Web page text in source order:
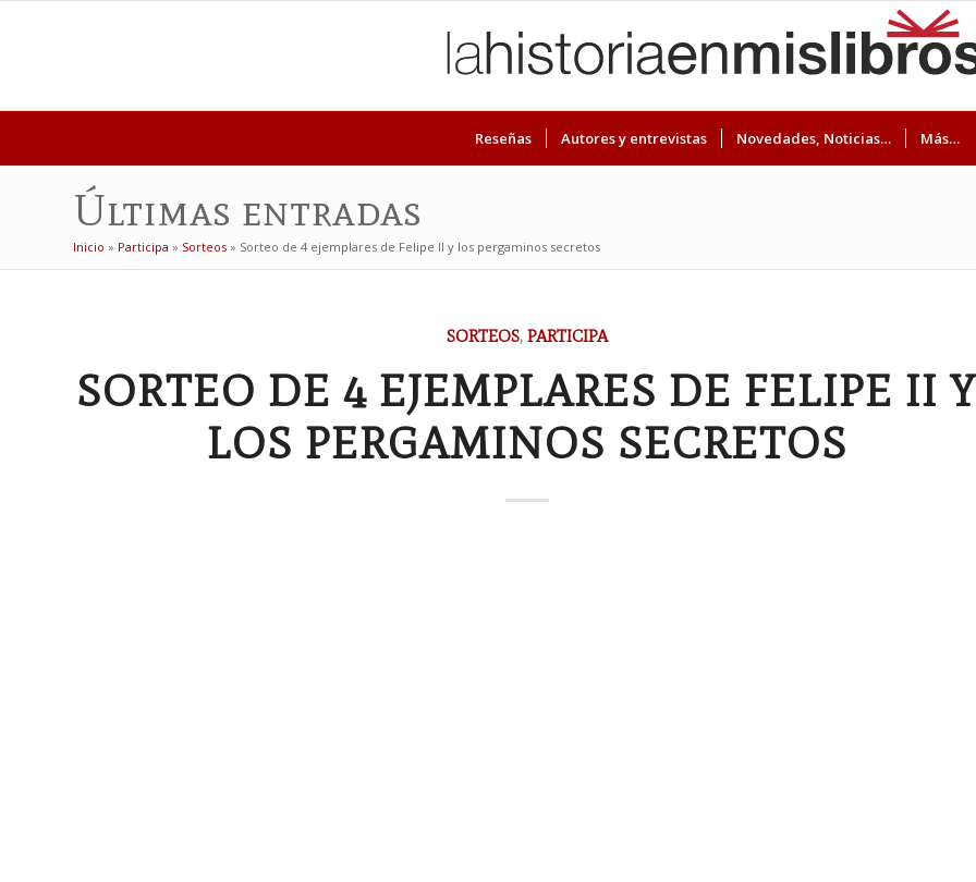
Reseñas Autores y entrevistas Novedades, Noticias… Más…
Últimas entradas
Inicio » Participa » Sorteos » Sorteo de 4 ejemplares de Felipe II y los pergaminos secretos
SORTEOS, PARTICIPA
SORTEO DE 4 EJEMPLARES DE FELIPE II Y
LOS PERGAMINOS SECRETOS